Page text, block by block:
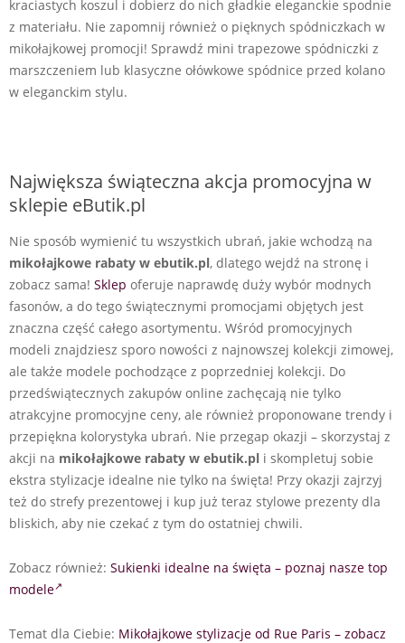
kraciastych koszul i dobierz do nich gładkie eleganckie spodnie
z materiału. Nie zapomnij również o pięknych spódniczkach w
mikołajkowej promocji! Sprawdź mini trapezowe spódniczki z
marszczeniem lub klasyczne ołówkowe spódnice przed kolano
w eleganckim stylu.
Największa świąteczna akcja promocyjna w
sklepie eButik.pl
Nie sposób wymienić tu wszystkich ubrań, jakie wchodzą na
mikołajkowe rabaty w ebutik.pl, dlatego wejdź na stronę i
zobacz sama! Sklep oferuje naprawdę duży wybór modnych
fasonów, a do tego świątecznymi promocjami objętych jest
znaczna część całego asortymentu. Wśród promocyjnych
modeli znajdziesz sporo nowości z najnowszej kolekcji zimowej,
ale także modele pochodzące z poprzedniej kolekcji. Do
przedświątecznych zakupów online zachęcają nie tylko
atrakcyjne promocyjne ceny, ale również proponowane trendy i
przepiękna kolorystyka ubrań. Nie przegap okazji – skorzystaj z
akcji na mikołajkowe rabaty w ebutik.pl i skompletuj sobie
ekstra stylizacje idealne nie tylko na święta! Przy okazji zajrzyj
też do strefy prezentowej i kup już teraz stylowe prezenty dla
bliskich, aby nie czekać z tym do ostatniej chwili.
Zobacz również: Sukienki idealne na święta – poznaj nasze top
modele
Temat dla Ciebie: Mikołajkowe stylizacje od Rue Paris – zobacz